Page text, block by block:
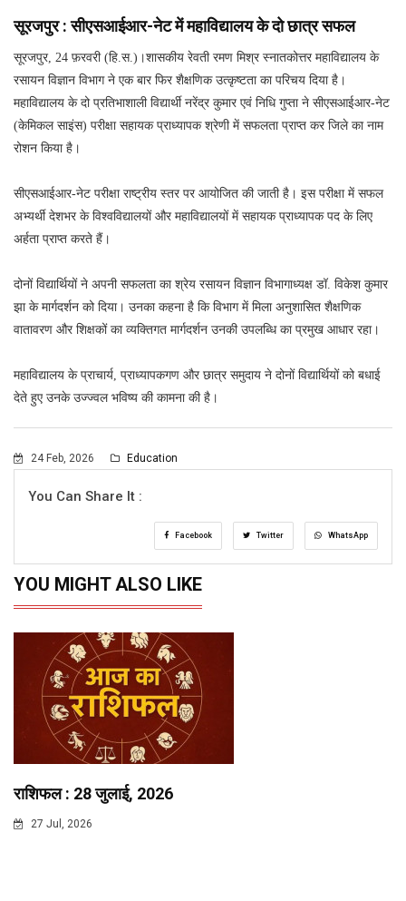
सूरजपुर : सीएसआईआर-नेट में महाविद्यालय के दो छात्र सफल
सूरजपुर, 24 फ़रवरी (हि.स.)।शासकीय रेवती रमण मिश्र स्नातकोत्तर महाविद्यालय के
रसायन विज्ञान विभाग ने एक बार फिर शैक्षणिक उत्कृष्टता का परिचय दिया है।
महाविद्यालय के दो प्रतिभाशाली विद्यार्थी नरेंद्र कुमार एवं निधि गुप्ता ने सीएसआईआर-नेट
(केमिकल साइंस) परीक्षा सहायक प्राध्यापक श्रेणी में सफलता प्राप्त कर जिले का नाम
रोशन किया है।
सीएसआईआर-नेट परीक्षा राष्ट्रीय स्तर पर आयोजित की जाती है। इस परीक्षा में सफल
अभ्यर्थी देशभर के विश्वविद्यालयों और महाविद्यालयों में सहायक प्राध्यापक पद के लिए
अर्हता प्राप्त करते हैं।
दोनों विद्यार्थियों ने अपनी सफलता का श्रेय रसायन विज्ञान विभागाध्यक्ष डॉ. विकेश कुमार
झा के मार्गदर्शन को दिया। उनका कहना है कि विभाग में मिला अनुशासित शैक्षणिक
वातावरण और शिक्षकों का व्यक्तिगत मार्गदर्शन उनकी उपलब्धि का प्रमुख आधार रहा।
महाविद्यालय के प्राचार्य, प्राध्यापकगण और छात्र समुदाय ने दोनों विद्यार्थियों को बधाई
देते हुए उनके उज्ज्वल भविष्य की कामना की है।
24 Feb, 2026 Education
You Can Share It :
Facebook Twitter WhatsApp
YOU MIGHT ALSO LIKE
राशिफल : 28 जुलाई, 2026
27 Jul, 2026